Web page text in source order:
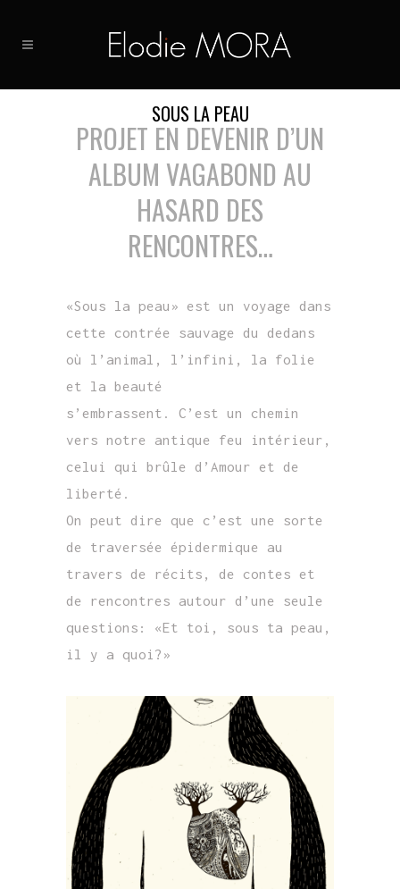
SOUS LA PEAU
PROJET EN DEVENIR D’UN
ALBUM VAGABOND AU
HASARD DES
RENCONTRES…
«Sous la peau» est un voyage dans
cette contrée sauvage du dedans
où l’animal, l’infini, la folie
et la beauté
s’embrassent. C’est un chemin
vers notre antique feu intérieur,
celui qui brûle d’Amour et de
liberté.
On peut dire que c’est une sorte
de traversée épidermique au
travers de récits, de contes et
de rencontres autour d’une seule
questions: «Et toi, sous ta peau,
il y a quoi?»